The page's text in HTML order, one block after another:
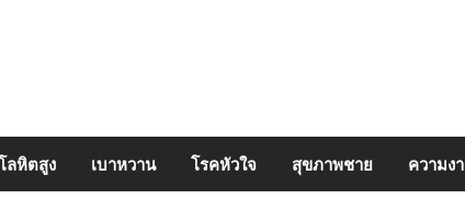
ลหิตสูง เบาหวาน โรคหัวใจ สุขภาพชาย ความง